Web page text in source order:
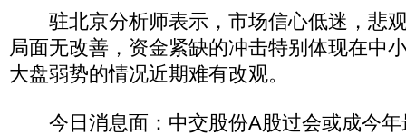
驻北京分析师表示，市场信心低迷，悲
局面无改善，资金紧缺的冲击特别体现在中
大盘弱势的情况近期难有改观。
今日消息面：中交股份A股过会或成今年